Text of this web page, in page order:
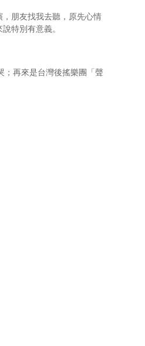
朋友找我去聽，原先心情
特別有意義。
；再來是台灣後搖樂團「聲